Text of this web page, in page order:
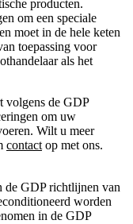
producten.
om een speciale
moet in de hele keten
toepassing voor
als het
volgens de GDP
om uw
Wilt u meer
contact op met ons.
de GDP richtlijnen van
worden
in de GDP